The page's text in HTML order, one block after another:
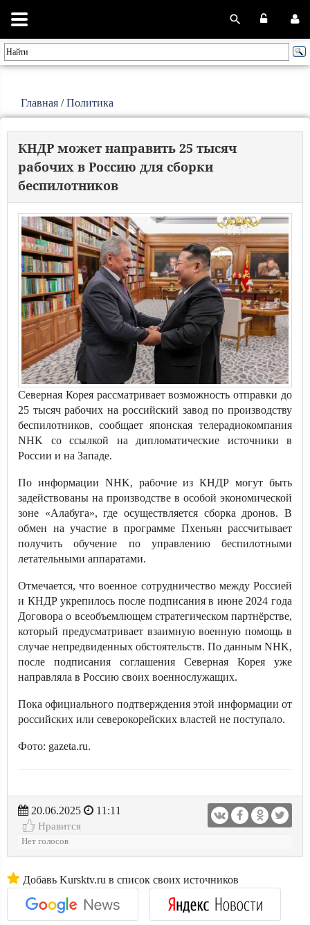
Главная /Политика
КНДР может направить 25 тысяч
рабочих в Россию для сборки
беспилотников
Северная Корея рассматривает возможность отправки до
25 тысяч рабочих на российский завод по производству
беспилотников, сообщает японская телерадиокомпания
NHK со ссылкой на дипломатические источники в
России и на Западе.
По информации NHK, рабочие из КНДР могут быть
задействованы на производстве в особой экономической
зоне «Алабуга», где осуществляется сборка дронов. В
обмен на участие в программе Пхеньян рассчитывает
получить обучение по управлению беспилотными
летательными аппаратами.
Отмечается, что военное сотрудничество между Россией
и КНДР укрепилось после подписания в июне 2024 года
Договора о всеобъемлющем стратегическом партнёрстве,
который предусматривает взаимную военную помощь в
случае непредвиденных обстоятельств. По данным NHK,
после подписания соглашения Северная Корея уже
направляла в Россию своих военнослужащих.
Пока официального подтверждения этой информации от
российских или северокорейских властей не поступало.
Фото: gazeta.ru.
20.06.2025
11:11
Нравится
Нет голосов
Добавь Kursktv.ru в список своих источников